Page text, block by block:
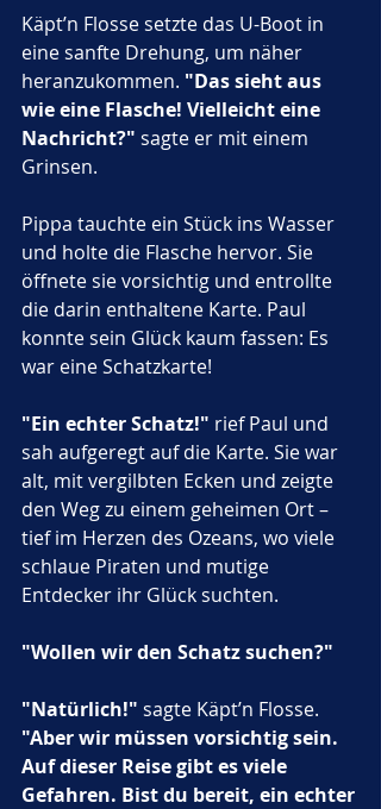
Käpt’n Flosse setzte das U-Boot in
eine sanfte Drehung, um näher
heranzukommen. "Das sieht aus
wie eine Flasche! Vielleicht eine
Nachricht?" sagte er mit einem
Grinsen.
Pippa tauchte ein Stück ins Wasser
und holte die Flasche hervor. Sie
öffnete sie vorsichtig und entrollte
die darin enthaltene Karte. Paul
konnte sein Glück kaum fassen: Es
war eine Schatzkarte!
"Ein echter Schatz!" rief Paul und
sah aufgeregt auf die Karte. Sie war
alt, mit vergilbten Ecken und zeigte
den Weg zu einem geheimen Ort –
tief im Herzen des Ozeans, wo viele
schlaue Piraten und mutige
Entdecker ihr Glück suchten.
"Wollen wir den Schatz suchen?"
"Natürlich!" sagte Käpt’n Flosse.
"Aber wir müssen vorsichtig sein.
Auf dieser Reise gibt es viele
Gefahren. Bist du bereit, ein echter